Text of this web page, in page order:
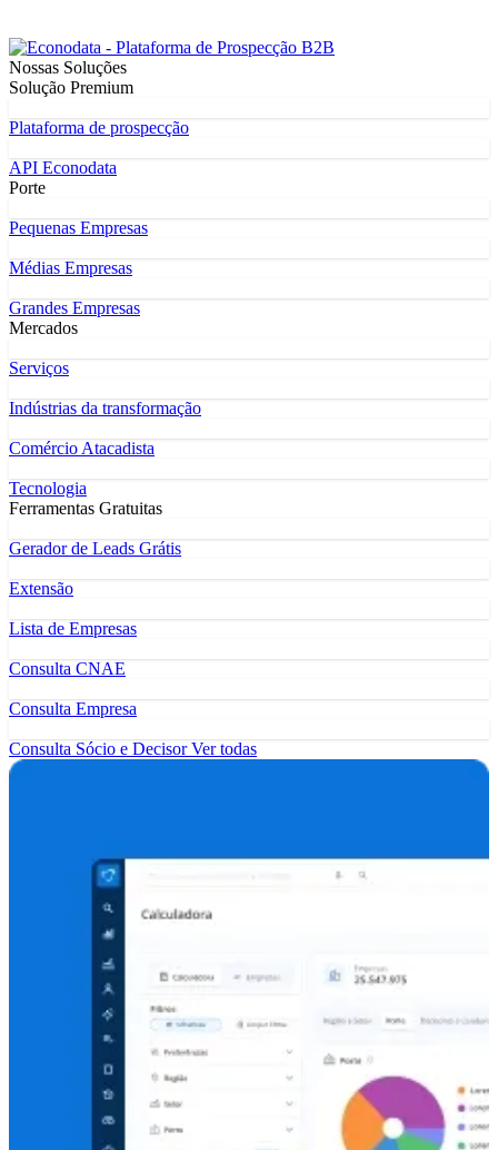
Nossas Soluções
Solução Premium
Plataforma de prospecção
API Econodata
Porte
Pequenas Empresas
Médias Empresas
Grandes Empresas
Mercados
Serviços
Indústrias da transformação
Comércio Atacadista
Tecnologia
Ferramentas Gratuitas
Gerador de Leads Grátis
Extensão
Lista de Empresas
Consulta CNAE
Consulta Empresa
Consulta Sócio e DecisorVer todas